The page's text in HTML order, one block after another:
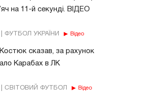
на 11-й секунді. ВІДЕО
| ФУТБОЛ УКРАЇНИ Відео
сказав, за рахунок
Карабах в ЛК
| СВІТОВИЙ ФУТБОЛ Відео